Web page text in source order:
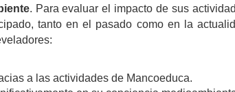
. Para evaluar el impacto de sus
tanto en el pasado como en la
a las actividades de Mancoeduca.